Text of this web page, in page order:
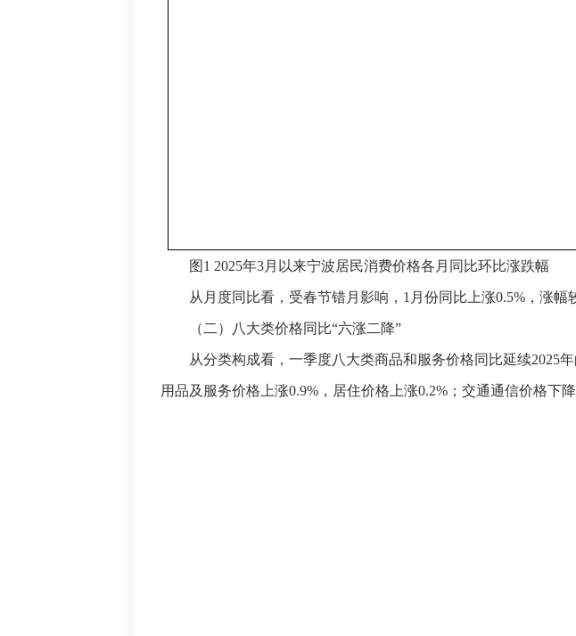
图1 2025年3月以来宁波居民消费价格各月同比环比涨跌幅
从月度同比看，受春节错月影响，1月份同比上涨0.5%，涨
（二）八大类价格同比“六涨二 降”
从分类构成看，一季度八大类商品和服务价格同比延续2025
用品及服务价格上涨0.9%，居住价格上涨0.2%；交通通信价格下